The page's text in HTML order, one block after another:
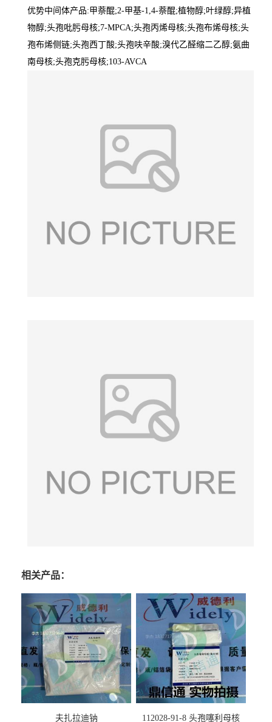
优势中间体产品:甲萘醌;2-甲基-1,4-萘醌;植物醇;叶绿醇;异植
物醇;头孢吡肟母核;7-MPCA;头孢丙烯母核;头孢布烯母核;头
孢布烯侧链;头孢西丁酸;头孢呋辛酸;溴代乙醛缩二乙醇;氨曲
南母核;头孢克肟母核;103-AVCA
相关产品：
夫扎拉迪钠 112028-91-8 头孢噻利母核